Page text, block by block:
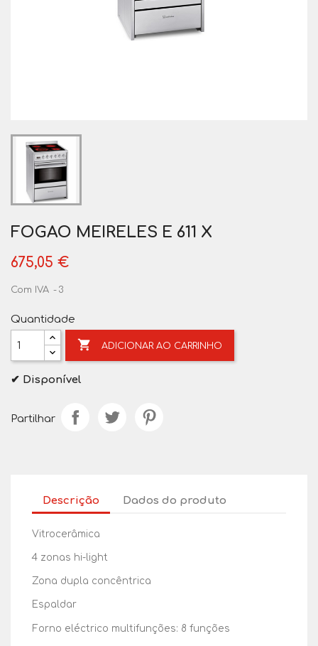
FOGAO MEIRELES E 611 X
675,05 €
Com IVA 3
Quantidade
 ADICIONAR AO CARRINHO
✔ Disponível
Partilhar
Descrição Dados do produto
Vitrocerâmica
4 zonas hi-light
Zona dupla concêntrica
Espaldar
Forno eléctrico multifunções: 8 funções